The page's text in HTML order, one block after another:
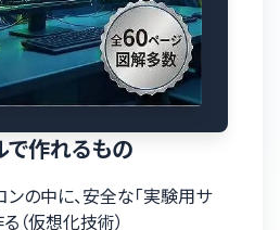
で作れるもの
ンの中に、安全な「実験用サ
（仮想化技術）